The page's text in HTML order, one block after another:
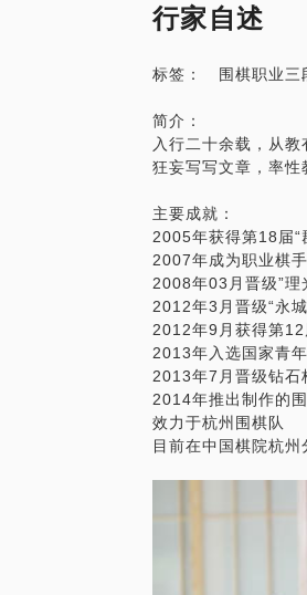
行家自述
标签： 围棋职业三
简介：
入行二十余载，从教
狂妄写写文章，率性
主要成就：
2005年获得第18届“
2007年成为职业棋
2008年03月晋级”理
2012年3月晋级“永
2012年9月获得第
2013年入选国家青
2013年7月晋级钻石
2014年推出制作的
效力于杭州围棋队
目前在中国棋院杭